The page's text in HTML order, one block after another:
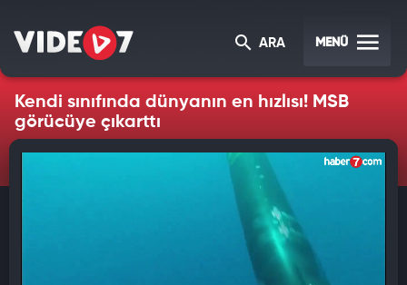
ARA MENÜ
Kendi sınıfında dünyanın en hızlısı! MSB
görücüye çıkarttı